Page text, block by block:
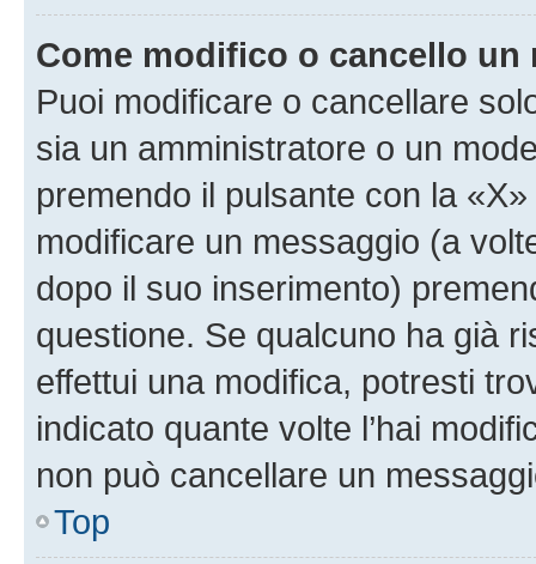
Come modifico o cancello un
Puoi modificare o cancellare
sia un amministratore o un
premendo il pulsante con la
modificare un messaggio (a
dopo il suo inserimento)
questione. Se qualcuno ha già
effettui una modifica, potresti
indicato quante volte l’hai
non può cancellare un
Top